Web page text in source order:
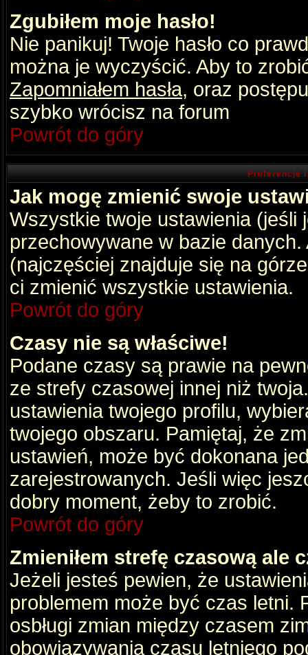
Zgubiłem moje hasło!
Nie panikuj! Twoje hasło co
można je wyczyścić. Aby to
Zapomniałem hasła, oraz
szybko wrócisz na forum
Powrót do góry
Preferencje
Jak mogę zmienić swoje
Wszystkie twoje ustawienia (jeśli
przechowywane w bazie
(najczęściej znajduje się na
ci zmienić wszystkie ustawienia.
Powrót do góry
Czasy nie są właściwe!
Podane czasy są prawie na
ze strefy czasowej innej niż
ustawienia twojego profilu,
twojego obszaru. Pamiętaj, że
ustawień, może być dokonana
zarejestrowanych. Jeśli więc
dobry moment, żeby to zrobić.
Powrót do góry
Zmieniłem strefę czasową ale
Jeżeli jesteś pewien, że
problemem może być czas letni.
osbługi zmian między czasem
obowiązywania czasu letniego